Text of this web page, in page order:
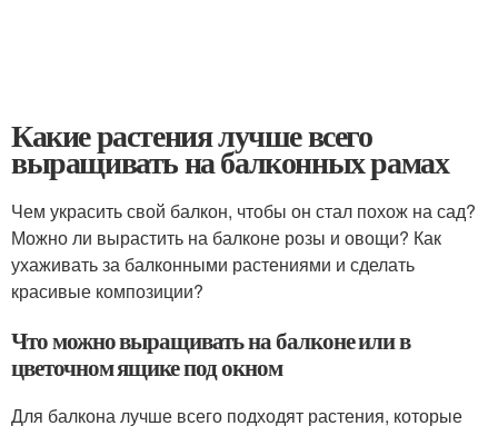
Какие растения лучше всего
выращивать на балконных рамах
Чем украсить свой балкон, чтобы он стал похож на сад?
Можно ли вырастить на балконе розы и овощи? Как
ухаживать за балконными растениями и сделать
красивые композиции?
Что можно выращивать на балконе или в
цветочном ящике под окном
Для балкона лучше всего подходят растения, которые